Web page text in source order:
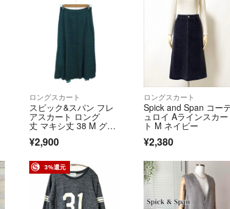
ロングスカート
スピック&スパン フレ
アスカート ロング
丈 マキシ丈 38 M グリ
ーン 総柄
¥2,900
ロングスカート
Spick and Span コー
ュロイ Aラインスカー
ト M ネイビー
¥2,380
3%還元